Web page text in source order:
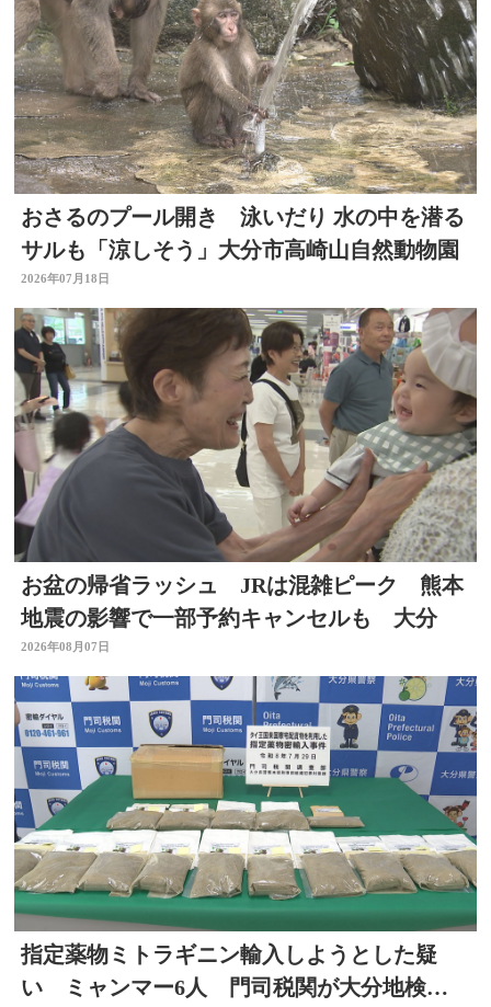
おさるのプール開き 泳いだり 水の中を潜る
サルも「涼しそう」大分市高崎山自然動物園
2026年07月18日
お盆の帰省ラッシュ JRは混雑ピーク 熊本
地震の影響で一部予約キャンセルも 大分
2026年08月07日
指定薬物ミトラギニン輸入しようとした疑
い ミャンマー6人 門司税関が大分地検に